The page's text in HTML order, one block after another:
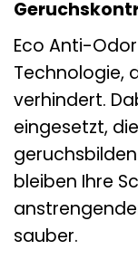
Eco Anti-
Technologie,
verhindert.
eingesetzt,
bleiben Ihre
sauber.